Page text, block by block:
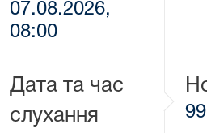
07.08.2026,
08:00
Дата та час
слухання